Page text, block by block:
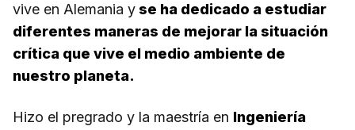
vive en Alemania y se ha dedicado a estudiar
diferentes maneras de mejorar la situación
crítica que vive el medio ambiente de
nuestro planeta.
Hizo el pregrado y la maestría en Ingeniería